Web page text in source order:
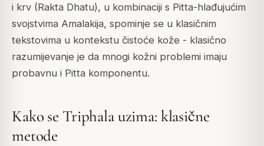
i krv (Rakta Dhatu), u kombinaciji s Pitta-hlađujućim
svojstvima Amalakija, spominje se u klasičnim
tekstovima u kontekstu čistoće kože - klasično
razumijevanje je da mnogi kožni problemi imaju
probavnu i Pitta komponentu.
Kako se Triphala uzima: klasične
metode